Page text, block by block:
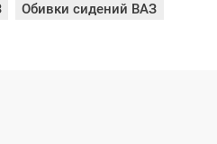
Обивки сидений ВАЗ